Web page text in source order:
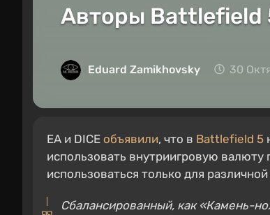
Авторы Battlefield
Eduard Zamikhovsky 30
EA и DICE объявили, что в Battlefield 5
использовать внутриигровую валюту
использоваться только для
Сбалансированный, как «Камень-